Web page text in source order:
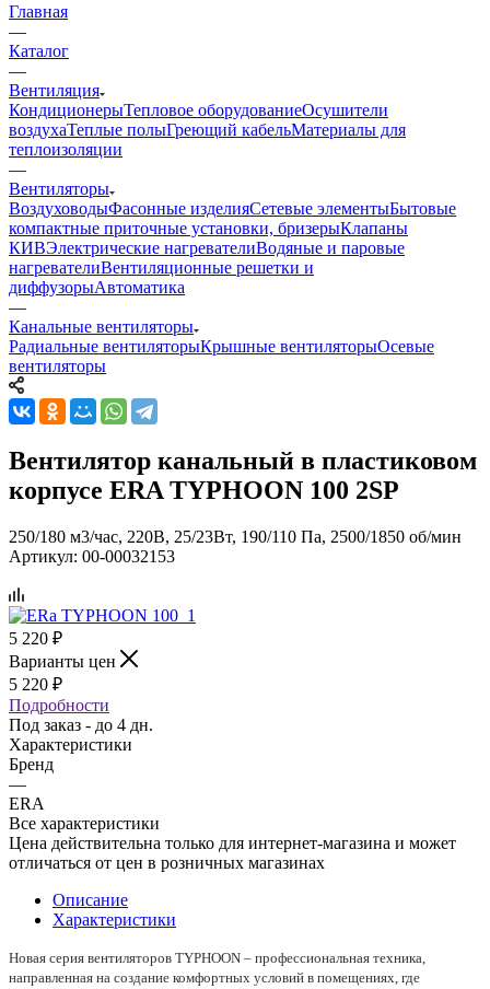
Главная
—
Каталог
—
Вентиляция
КондиционерыТепловое оборудованиеОсушители
воздухаТеплые полыГреющий кабельМатериалы для
теплоизоляции
—
Вентиляторы
ВоздуховодыФасонные изделияСетевые элементыБытовые
компактные приточные установки, бризерыКлапаны
КИВЭлектрические нагревателиВодяные и паровые
нагревателиВентиляционные решетки и
диффузорыАвтоматика
—
Канальные вентиляторы
Радиальные вентиляторыКрышные вентиляторыОсевые
вентиляторы
Вентилятор канальный в пластиковом
корпусе ERA TYPHOON 100 2SP
250/180 м3/час, 220В, 25/23Вт, 190/110 Па, 2500/1850 об/мин
Артикул: 00-00032153
5 220 ₽
Варианты цен
5 220 ₽
Подробности
Под заказ - до 4 дн.
Характеристики
Бренд
—
ERA
Все характеристики
Цена действительна только для интернет-магазина и может
отличаться от цен в розничных магазинах
Описание
Характеристики
Новая серия вентиляторов TYPHOON – профессиональная техника,
направленная на создание комфортных условий в помещениях, где